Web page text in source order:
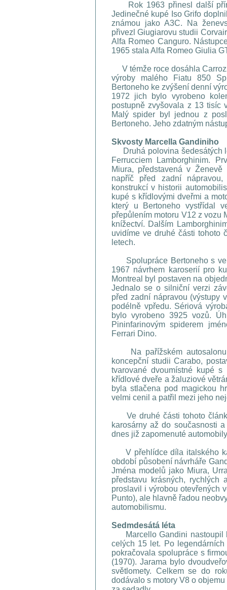
Rok 1963 přinesl další
Jedinečné kupé Iso Grifo
známou jako A3C. Na
přivezl Giugiarovu studii
Alfa Romeo Canguro.
1965 stala Alfa Romeo Giulia
V témže roce dosáhla
výroby malého Fiatu 850
Bertoneho ke zvýšení denní
1972 jich bylo vyrobeno
postupně zvyšovala z 13 tisíc
Malý spider byl jednou z
Bertoneho. Jeho zdatným
Skvosty Marcella Gandiniho
Druhá polovina šedesátých
Ferrucciem Lamborghinim.
Miura, představená v
napříč před zadní
konstrukcí v historii
kupé s křídlovými dveřmi a
který u Bertoneho vystřídal
přepůlením motoru V12 z vozu
knížectví. Dalším
uvidíme ve druhé části tohoto
letech.
Spolupráce Bertoneho s
1967 návrhem karoserií pro
Montreal byl postaven na
Jednalo se o silniční verzi
před zadní nápravou (výstupy
podélně vpředu. Sériová
bylo vyrobeno 3925 vozů.
Pininfarinovým spiderem
Ferrari Dino.
Na pařížském autosalonu
koncepční studii Carabo,
tvarované dvoumístné kupé
křídlové dveře a žaluziové
byla stlačena pod magickou
velmi cenil a patřil mezi jeho
Ve druhé části tohoto
karosárny až do současnosti
dnes již zapomenuté
V přehlídce díla italského
období působení návrháře
Jména modelů jako Miura,
představu krásných, rychlých
proslavil i výrobou otevřených
Punto), ale hlavně řadou
automobilismu.
Sedmdesátá léta
Marcello Gandini nastoupil k
celých 15 let. Po
pokračovala spolupráce s
(1970). Jarama bylo
světlomety. Celkem se do
dodávalo s motory V8 o